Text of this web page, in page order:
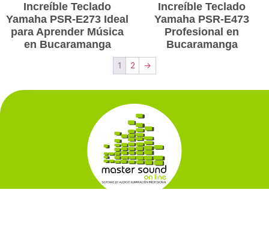
Increíble Teclado
Yamaha PSR-E273 Ideal
para Aprender Música
en Bucaramanga
Increíble Teclado
Yamaha PSR-E473
Profesional en
Bucaramanga
1 2 →